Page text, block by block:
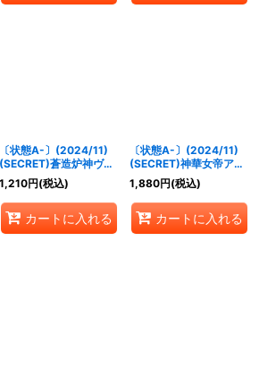
〔状態A-〕(2024/11)
(SECRET)蒼造炉神ヴァ
ルカン・ゴレム(BSC44
収録)【X-SEC】{BS50-
X06}《青》
1,210円(税込)
カートに入れる
〔状態A-〕(2024/11)
(SECRET)神華女帝アプ
ロ・パンデーモス【X-
SEC】{BSC44-X04}
《黄》
1,880円(税込)
カートに入れる